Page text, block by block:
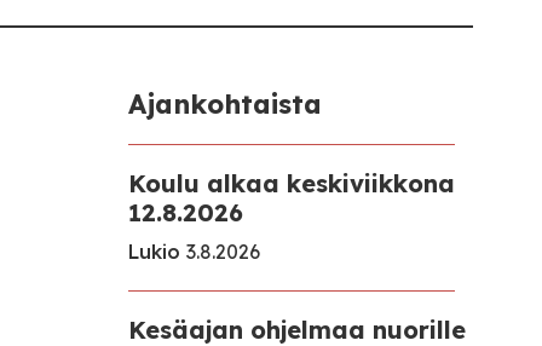
Ajankohtaista
Koulu alkaa keskiviikkona
12.8.2026
Lukio 3.8.2026
Kesäajan ohjelmaa nuorille